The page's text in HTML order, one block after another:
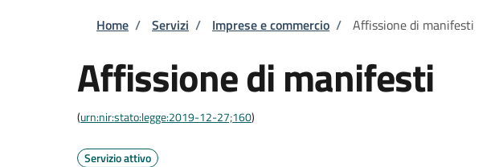
Briciole di pane
Home / Servizi / Imprese e commercio / Affissione di manifesti
Affissione di manifesti
(urn:nir:stato:legge:2019-12-27;160)
Servizio attivo